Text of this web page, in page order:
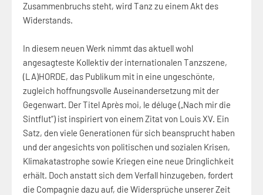
Zusammenbruchs steht, wird Tanz zu einem Akt des
Widerstands.
In diesem neuen Werk nimmt das aktuell wohl
angesagteste Kollektiv der internationalen Tanzszene,
(LA)HORDE, das Publikum mit in eine ungeschönte,
zugleich hoffnungsvolle Auseinandersetzung mit der
Gegenwart. Der Titel Après moi, le déluge („Nach mir die
Sintflut“) ist inspiriert von einem Zitat von Louis XV. Ein
Satz, den viele Generationen für sich beansprucht haben
und der angesichts von politischen und sozialen Krisen,
Klimakatastrophe sowie Kriegen eine neue Dringlichkeit
erhält. Doch anstatt sich dem Verfall hinzugeben, fordert
die Compagnie dazu auf, die Widersprüche unserer Zeit